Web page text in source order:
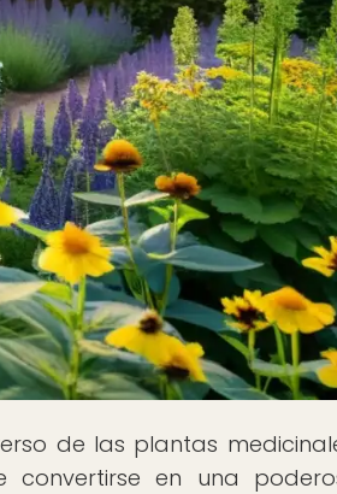
de las plantas
convertirse en una